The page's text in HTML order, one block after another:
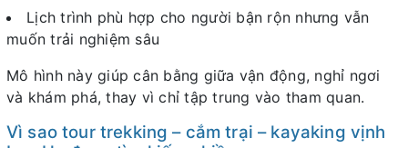
Lịch trình phù hợp cho người bận rộn nhưng vẫn
muốn trải nghiệm sâu
Mô hình này giúp cân bằng giữa vận động, nghỉ ngơi
và khám phá, thay vì chỉ tập trung vào tham quan.
Vì sao tour trekking – cắm trại – kayaking vịnh